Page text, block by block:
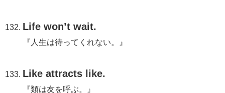
Life won’t wait.
『人生は待ってくれない。』
Like attracts like.
『類は友を呼ぶ。』